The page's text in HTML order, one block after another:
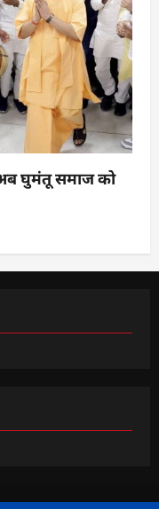
अब घुमंतू समाज को